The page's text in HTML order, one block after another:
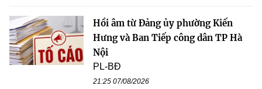
Hồi âm từ Đảng ủy phường Kiến
Hưng và Ban Tiếp công dân TP Hà
Nội
PL-BĐ
21:25 07/08/2026